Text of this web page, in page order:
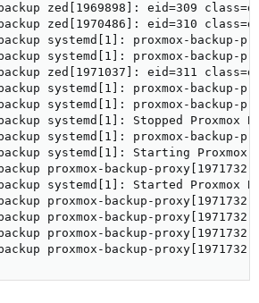
zed[1969898]: eid=309
zed[1970486]: eid=310
systemd[1]: proxmox-
systemd[1]: proxmox-
zed[1971037]: eid=311
systemd[1]: proxmox-backup-
systemd[1]: proxmox-
systemd[1]: Stopped Proxmox
systemd[1]: proxmox-backup-
systemd[1]: Starting Proxmox
proxmox-backup-
systemd[1]: Started Proxmox
proxmox-backup-
proxmox-backup-
proxmox-backup-
proxmox-backup-